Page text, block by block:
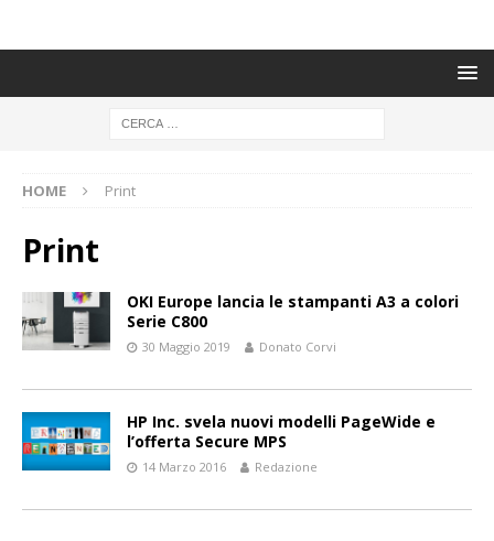
HOME Print
Print
OKI Europe lancia le stampanti A3 a colori
Serie C800
30 Maggio 2019 Donato Corvi
HP Inc. svela nuovi modelli PageWide e
l’offerta Secure MPS
14 Marzo 2016 Redazione